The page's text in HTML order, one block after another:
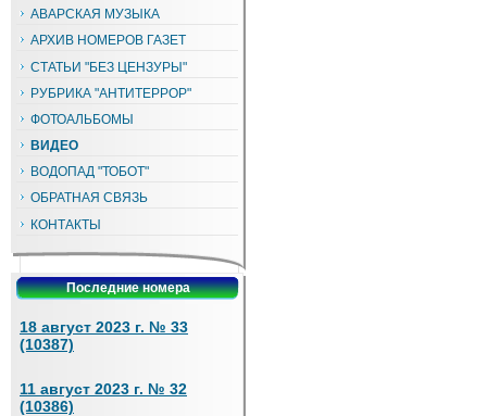
АВАРСКАЯ МУЗЫКА
АРХИВ НОМЕРОВ ГАЗЕТ
СТАТЬИ "БЕЗ ЦЕНЗУРЫ"
РУБРИКА "АНТИТЕРРОР"
ФОТОАЛЬБОМЫ
ВИДЕО
ВОДОПАД "ТОБОТ"
ОБРАТНАЯ СВЯЗЬ
КОНТАКТЫ
Последние номера
18 август 2023 г. № 33
(10387)
11 август 2023 г. № 32
(10386)